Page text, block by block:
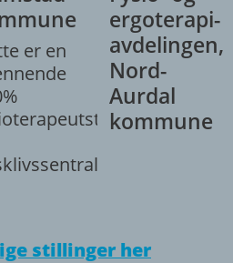
er en
ergoterapi-
avdelingen,
Nord-
Aurdal
kommune
stillinger her